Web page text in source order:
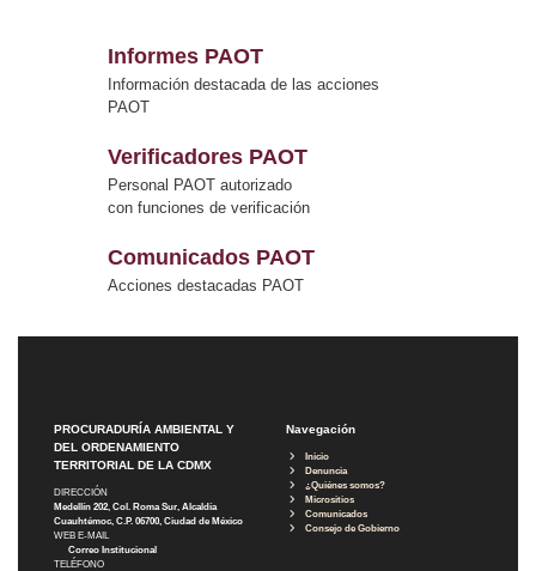
Informes PAOT
Información destacada de las acciones
PAOT
Verificadores PAOT
Personal PAOT autorizado
con funciones de verificación
Comunicados PAOT
Acciones destacadas PAOT
PROCURADURÍA AMBIENTAL Y
DEL ORDENAMIENTO
TERRITORIAL DE LA CDMX
DIRECCIÓN
Medellín 202, Col. Roma Sur, Alcaldía
Cuauhtémoc, C.P. 06700, Ciudad de México
WEB E-MAIL
Correo Institucional
TELÉFONO
Navegación
Inicio
Denuncia
¿Quiénes somos?
Micrositios
Comunicados
Consejo de Gobierno